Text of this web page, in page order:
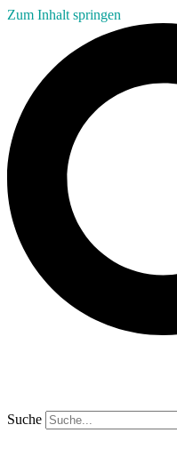
Zum Inhalt springen
Suche